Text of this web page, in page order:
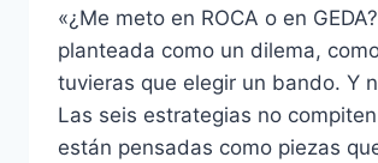
«¿Me meto en ROCA o en
planteada como un dilema,
tuvieras que elegir un bando. Y
Las seis estrategias no
están pensadas como piezas